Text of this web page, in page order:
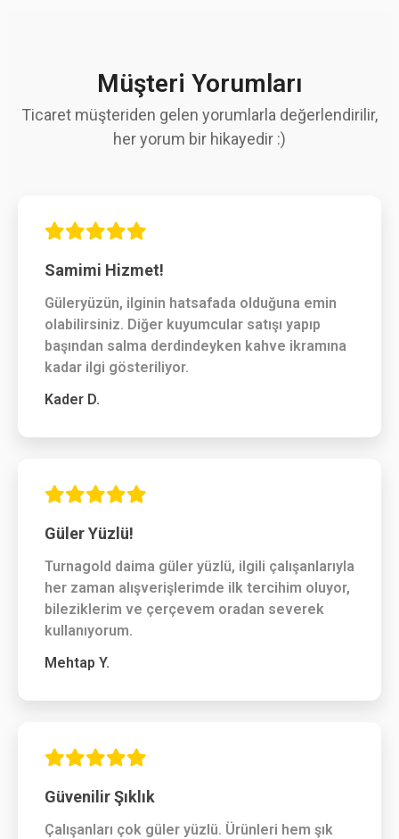
Müşteri Yorumları
Ticaret müşteriden gelen yorumlarla değerlendirilir,
her yorum bir hikayedir :)
Samimi Hizmet!
Güleryüzün, ilginin hatsafada olduğuna emin
olabilirsiniz. Diğer kuyumcular satışı yapıp
başından salma derdindeyken kahve ikramına
kadar ilgi gösteriliyor.
Kader D.
Güler Yüzlü!
Turnagold daima güler yüzlü, ilgili çalışanlarıyla
her zaman alışverişlerimde ilk tercihim oluyor,
bileziklerim ve çerçevem oradan severek
kullanıyorum.
Mehtap Y.
Güvenilir Şıklık
Çalışanları çok güler yüzlü. Ürünleri hem şık